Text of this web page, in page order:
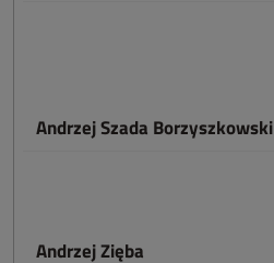
Andrzej Szada Borzyszkowski
Andrzej Zięba